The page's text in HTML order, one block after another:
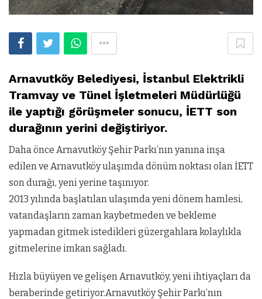
Arnavutköy Belediyesi, İstanbul Elektrikli
Tramvay ve Tünel İşletmeleri Müdürlüğü
ile yaptığı görüşmeler sonucu, İETT son
durağının yerini değiştiriyor.
Daha önce Arnavutköy Şehir Parkı’nın yanına inşa
edilen ve Arnavutköy ulaşımda dönüm noktası olan İETT
son durağı, yeni yerine taşınıyor.
2013 yılında başlatılan ulaşımda yeni dönem hamlesi,
vatandaşların zaman kaybetmeden ve bekleme
yapmadan gitmek istedikleri güzergahlara kolaylıkla
gitmelerine imkan sağladı.
Hızla büyüyen ve gelişen Arnavutköy, yeni ihtiyaçları da
beraberinde getiriyor.Arnavutköy Şehir Parkı’nın